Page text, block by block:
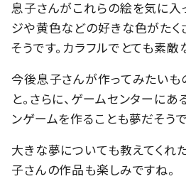
息子さんがこれらの絵を気に入
ジや黄色などの好きな色がたく
そうです。カラフルでとても素敵
今後息子さんが作ってみたいも
と。さらに、ゲームセンターに
ンゲームを作ることも夢だそうで
大きな夢についても教えてくれ
子さんの作品も楽しみですね。